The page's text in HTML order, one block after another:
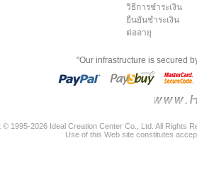
วิธีการชำระเงิน
ยืนยันชำระเงิน
ต่ออายุ
"Our infrastructure is secured
© 1995-2026 Ideal Creation Center Co., Ltd. All Rights
Use of this Web site constitutes